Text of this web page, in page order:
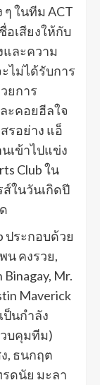
ในทีม ACT
อเสียงให้กับ
และความ
ไม่ได้รับการ
ยการ
ะคอยฮีลใจ
รอย่าง แอ็
เข้าไปแข่ง
Club ใน
ในวันเกิดปี
ประกอบด้วย
น คงรวย,
Binagay, Mr.
Maverick
ป็นกำลัง
บคุมทีม)
, ธนกฤต
ดนัย มะลา